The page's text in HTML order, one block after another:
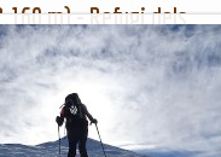
m) - Refugi dels
m)
de sortida: Divendres 26 de
Ubicació: Comarca del Capcir.
min (13,5 km) – 4 h...